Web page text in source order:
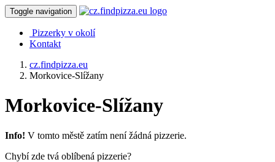
Toggle navigation
Pizzerky v okolí
Kontakt
cz.findpizza.eu
Morkovice-Slížany
Morkovice-Slížany
Info! V tomto městě zatím není žádná pizzerie.
Chybí zde tvá oblíbená pizzerie?